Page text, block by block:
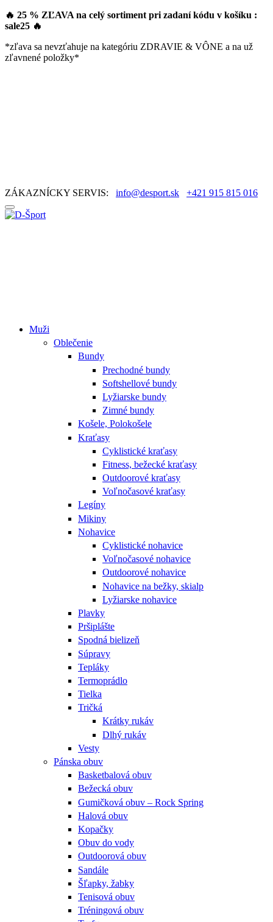
🔥 25 % ZĽAVA na celý sortiment pri zadaní kódu v košíku :
sale25 🔥
*zľava sa nevzťahuje na kategóriu ZDRAVIE & VÔNE a na už
zľavnené položky*
ZÁKAZNÍCKY SERVIS: info@desport.sk +421 915 815 016
Muži
Oblečenie
Bundy
Prechodné bundy
Softshellové bundy
Lyžiarske bundy
Zimné bundy
Košele, Polokošele
Kraťasy
Cyklistické kraťasy
Fitness, bežecké kraťasy
Outdoorové kraťasy
Voľnočasové kraťasy
Legíny
Mikiny
Nohavice
Cyklistické nohavice
Voľnočasové nohavice
Outdoorové nohavice
Nohavice na bežky, skialp
Lyžiarske nohavice
Plavky
Pršiplášte
Spodná bielizeň
Súpravy
Tepláky
Termoprádlo
Tielka
Tričká
Krátky rukáv
Dlhý rukáv
Vesty
Pánska obuv
Basketbalová obuv
Bežecká obuv
Gumičková obuv – Rock Spring
Halová obuv
Kopačky
Obuv do vody
Outdoorová obuv
Sandále
Šľapky, žabky
Tenisová obuv
Tréningová obuv